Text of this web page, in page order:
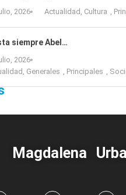
2026 Actualidad Cultura
siempre Abel…
2026
Generales Principales
Magdalena